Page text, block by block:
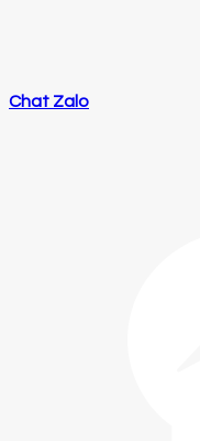
Chat Zalo